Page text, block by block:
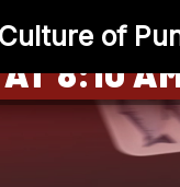
Culture of
8:10